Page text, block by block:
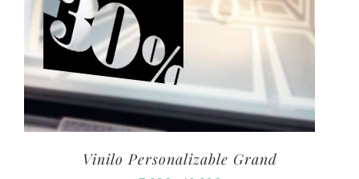
PUEDEN
ELEGIR
EN
LA
PÁGINA
DE
PRODUCTO
Vinilo Personalizable Grand